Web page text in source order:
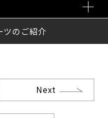
ツのご紹介
Next